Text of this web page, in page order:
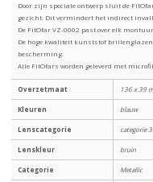
Door zijn speciale ontwerp sluit de
gezicht. Dit vermindert het indirect
De FitOfar VZ-0002 past over elk
De hoge kwaliteit kunststof
bescherming.
Alle FitOfars worden geleverd met
Overzetmaat 136 x 39
Kleuren blauw
Lenscategorie categorie 3
Lenskleur bruin
Categorie Metallic